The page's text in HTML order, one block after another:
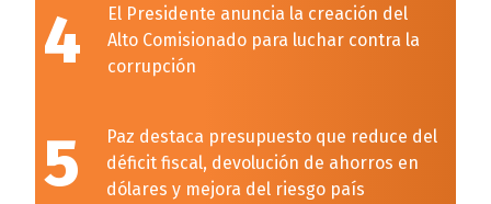
4
El Presidente anuncia la creación del
Alto Comisionado para luchar contra la
corrupción
5
Paz destaca presupuesto que reduce del
déficit fiscal, devolución de ahorros en
dólares y mejora del riesgo país